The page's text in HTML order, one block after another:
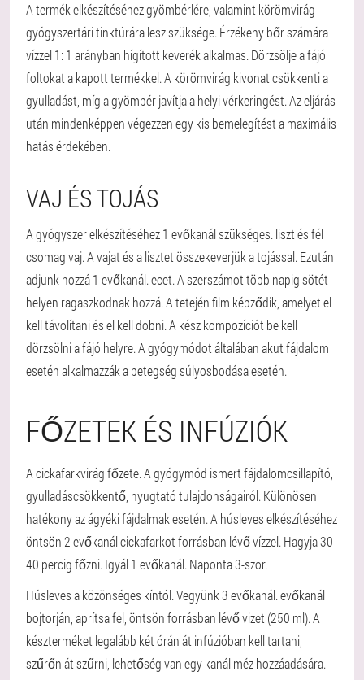
A termék elkészítéséhez gyömbérlére, valamint körömvirág
gyógyszertári tinktúrára lesz szüksége. Érzékeny bőr számára
vízzel 1: 1 arányban hígított keverék alkalmas. Dörzsölje a fájó
foltokat a kapott termékkel. A körömvirág kivonat csökkenti a
gyulladást, míg a gyömbér javítja a helyi vérkeringést. Az eljárás
után mindenképpen végezzen egy kis bemelegítést a maximális
hatás érdekében.
VAJ ÉS TOJÁS
A gyógyszer elkészítéséhez 1 evőkanál szükséges. liszt és fél
csomag vaj. A vajat és a lisztet összekeverjük a tojással. Ezután
adjunk hozzá 1 evőkanál. ecet. A szerszámot több napig sötét
helyen ragaszkodnak hozzá. A tetején film képződik, amelyet el
kell távolítani és el kell dobni. A kész kompozíciót be kell
dörzsölni a fájó helyre. A gyógymódot általában akut fájdalom
esetén alkalmazzák a betegség súlyosbodása esetén.
FŐZETEK ÉS INFÚZIÓK
A cickafarkvirág főzete. A gyógymód ismert fájdalomcsillapító,
gyulladáscsökkentő, nyugtató tulajdonságairól. Különösen
hatékony az ágyéki fájdalmak esetén. A húsleves elkészítéséhez
öntsön 2 evőkanál cickafarkot forrásban lévő vízzel. Hagyja 30-
40 percig főzni. Igyál 1 evőkanál. Naponta 3-szor.
Húsleves a közönséges kíntól. Vegyünk 3 evőkanál. evőkanál
bojtorján, aprítsa fel, öntsön forrásban lévő vizet (250 ml). A
készterméket legalább két órán át infúzióban kell tartani,
szűrőn át szűrni, lehetőség van egy kanál méz hozzáadására.